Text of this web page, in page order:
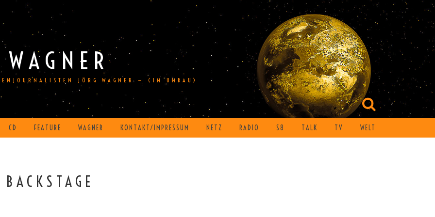
JÖRG WAGNER — (IM UMBAU)
CD FEATURE WAGNER KONTAKT/IMPRESSUM NETZ RADIO S8 TALK TV WELT